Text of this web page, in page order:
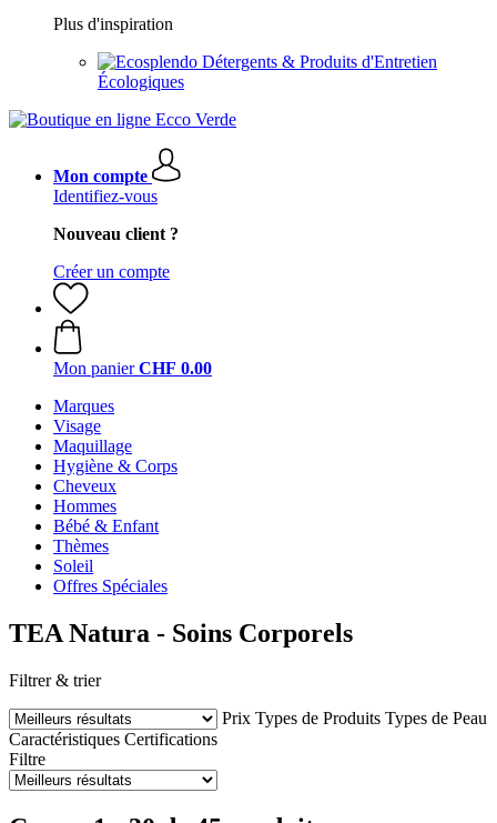
Plus d'inspiration
Détergents & Produits d'Entretien
Écologiques
Mon compte
Identifiez-vous
Nouveau client ?
Créer un compte
Mon panier CHF 0.00
Marques
Visage
Maquillage
Hygiène & Corps
Cheveux
Hommes
Bébé & Enfant
Thèmes
Soleil
Offres Spéciales
TEA Natura - Soins Corporels
Filtrer & trier
Prix Types de Produits Types de Peau
Caractéristiques Certifications
Filtre